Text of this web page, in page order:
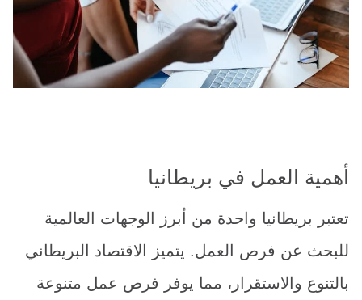
أهمية العمل في بريطانيا
تعتبر بريطانيا واحدة من أبرز الوجهات العالمية
للبحث عن فرص العمل. يتميز الاقتصاد البريطاني
بالتنوع والاستقرار، مما يوفر فرص عمل متنوعة